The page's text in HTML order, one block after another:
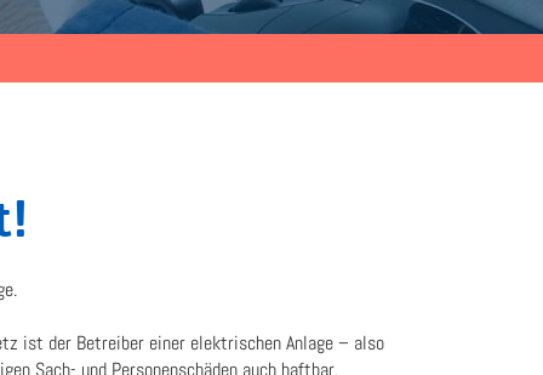
ist der Betreiber einer elektrischen Anlage – also
Sach- und Personenschäden auch haftbar.